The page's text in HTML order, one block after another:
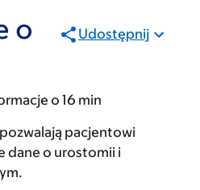
o
Udostępnij
o 16 min
pacjentowi
dane o urostomii i